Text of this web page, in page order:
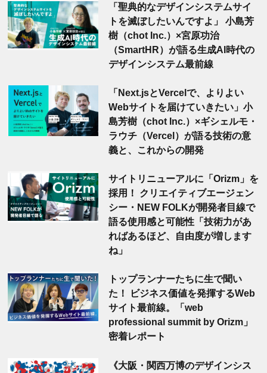
「聖典的なデザインシステムサイ
トを滅ぼしたいんですよ」 小島芳
樹（chot Inc.）×宮原功治
（SmartHR）が語る生成AI時代の
デザインシステム最前線
「Next.jsとVercelで、よりよい
Webサイトを届けていきたい」小
島芳樹（chot Inc.）×ギシェルモ・
ラウチ（Vercel）が語る技術の意
義と、これからの開発
サイトリニューアルに「Orizm」を
採用！ クリエイティブエージェン
シー・NEW FOLKが開発者目線で
語る使用感と可能性「技術力があ
ればあるほど、自由度が増します
ね」
トップランナーたちに生で聞い
た！ ビジネス価値を発揮するWeb
サイト最前線。「web
professional summit by Orizm」
密着レポート
《大阪・関西万博のデザインシス